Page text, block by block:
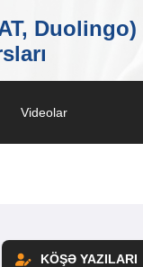
Videolar
KÖŞƏ YAZILARI